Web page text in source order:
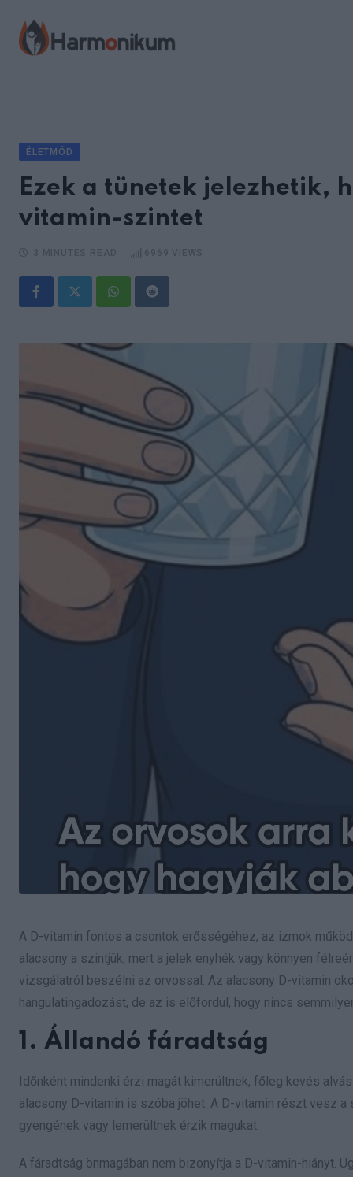
content
ÉLETMÓD
Ezek a tünetek jelezhetik,
vitamin-szintet
WhatsappReddit
A D-vitamin fontos a csontok erősségéhez, az izmok
alacsony a szintjük, mert a jelek enyhék vagy könnyen
vizsgálatról beszélni az orvossal. Az alacsony D-vitamin
hangulatingadozást, de az is előfordul, hogy nincs
1. Állandó fáradtság
Időnként mindenki érzi magát kimerültnek, főleg kevés
alacsony D-vitamin is szóba jöhet. A D-vitamin részt vesz
gyengének vagy lemerültnek érzik magukat.
A fáradtság önmagában nem bizonyítja a D-vitamin-hiányt.